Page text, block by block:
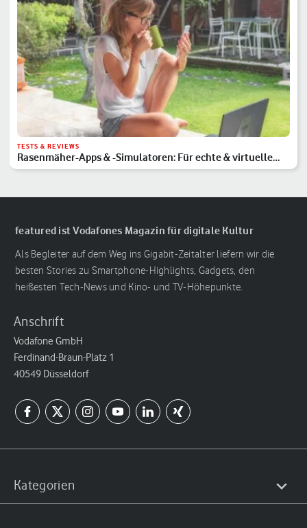
TESTS & REVIEWS
Rasenmäher-Apps & -Simulatoren: Für echte & virtuelle
Gärten
featured ist Vodafones Magazin für digitale Kultur
Als Begleiter auf dem Weg ins Gigabit-Zeitalter liefern wir die
besten Stories zu Smartphone-Highlights, Gadgets, den
heißesten Tech-News und Kino- und TV-Höhepunkte.
Anschrift
Vodafone GmbH
Ferdinand-Braun-Platz 1
40549 Düsseldorf
Kategorien